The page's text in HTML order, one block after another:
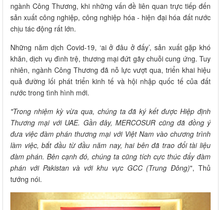
ngành Công Thương, khi những vấn đề liên quan trực tiếp đến
sản xuất công nghiệp, công nghiệp hóa - hiện đại hóa đất nước
chịu tác động rất lớn.
Những năm dịch Covid-19, ‘ai ở đâu ở đấy’, sản xuất gặp khó
khăn, dịch vụ đình trệ, thương mại đứt gãy chuỗi cung ứng. Tuy
nhiên, ngành Công Thương đã nỗ lực vượt qua, triển khai hiệu
quả đường lối phát triển kinh tế và hội nhập quốc tế của đất
nước trong tình hình mới.
"Trong nhiệm kỳ vừa qua, chúng ta đã ký kết được Hiệp định
Thương mại với UAE. Gần đây, MERCOSUR cũng đã đồng ý
đưa việc đàm phán thương mại với Việt Nam vào chương trình
làm việc, bắt đầu từ đầu năm nay, hai bên đã trao đổi tài liệu
đàm phán. Bên cạnh đó, chúng ta cũng tích cực thúc đẩy đàm
phán với Pakistan và với khu vực GCC (Trung Đông)", Thủ
tướng nói.